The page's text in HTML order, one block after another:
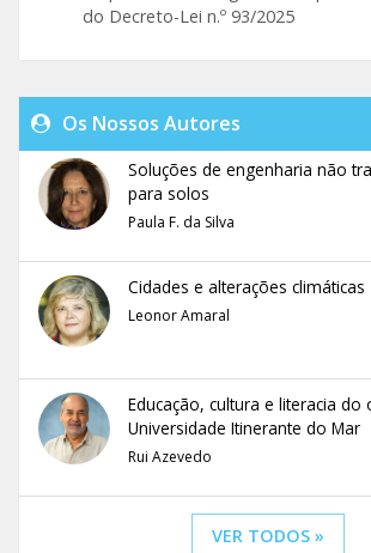
do Decreto-Lei n.º 93/2025
Os Nossos Autores
Soluções de engenharia não
para solos
Paula F. da Silva
Cidades e alterações climáticas
Leonor Amaral
Educação, cultura e literacia do
Universidade Itinerante do Mar
Rui Azevedo
VER TODOS »